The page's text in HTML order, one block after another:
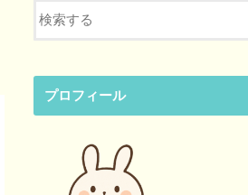
プロフィール